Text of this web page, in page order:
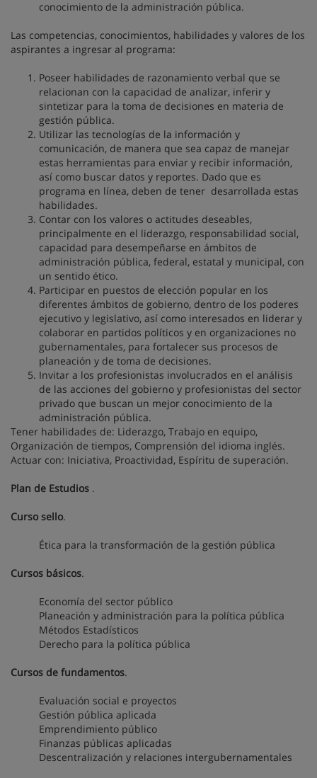
conocimiento de la administración pública.
Las competencias, conocimientos, habilidades y valores de los
aspirantes a ingresar al programa:
Poseer habilidades de razonamiento verbal que se
relacionan con la capacidad de analizar, inferir y
sintetizar para la toma de decisiones en materia de
gestión pública.
Utilizar las tecnologías de la información y
comunicación, de manera que sea capaz de manejar
estas herramientas para enviar y recibir información,
así como buscar datos y reportes. Dado que es
programa en línea, deben de tener desarrollada estas
habilidades.
Contar con los valores o actitudes deseables,
principalmente en el liderazgo, responsabilidad social,
capacidad para desempeñarse en ámbitos de
administración pública, federal, estatal y municipal, con
un sentido ético.
Participar en puestos de elección popular en los
diferentes ámbitos de gobierno, dentro de los poderes
ejecutivo y legislativo, así como interesados en liderar y
colaborar en partidos políticos y en organizaciones no
gubernamentales, para fortalecer sus procesos de
planeación y de toma de decisiones.
Invitar a los profesionistas involucrados en el análisis
de las acciones del gobierno y profesionistas del sector
privado que buscan un mejor conocimiento de la
administración pública.
Tener habilidades de: Liderazgo, Trabajo en equipo,
Organización de tiempos, Comprensión del idioma inglés.
Actuar con: Iniciativa, Proactividad, Espíritu de superación.
Plan de Estudios .
Curso sello.
Ética para la transformación de la gestión pública
Cursos básicos.
Economía del sector público
Planeación y administración para la política pública
Métodos Estadísticos
Derecho para la política pública
Cursos de fundamentos.
Evaluación social e proyectos
Gestión pública aplicada
Emprendimiento público
Finanzas públicas aplicadas
Descentralización y relaciones intergubernamentales